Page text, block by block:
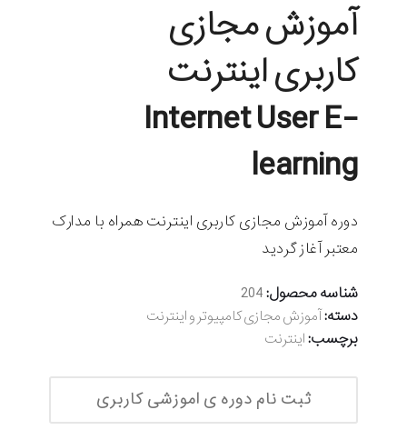
آموزش مجازی
کاربری اینترنت
Internet User E-
learning
دوره آموزش مجازی کاربری اینترنت همراه با مدارک
معتبر آغاز گردید
شناسه محصول:204
دسته:آموزش مجازی کامپیوتر و اینترنت
برچسب:اینترنت
ثبت نام دوره ی اموزشی کاربری